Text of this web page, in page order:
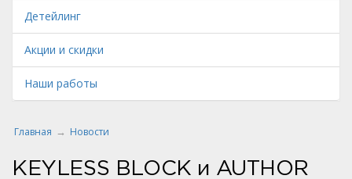
Детейлинг
Акции и скидки
Наши работы
Главная Новости
KEYLESS BLOCK и AUTHOR